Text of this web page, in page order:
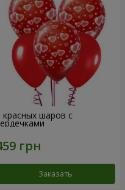
красных шаров с
Заказать